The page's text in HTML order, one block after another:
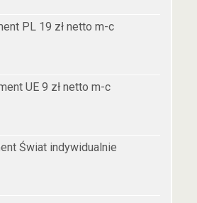
PL 19 zł netto m-c
UE 9 zł netto m-c
Świat indywidualnie